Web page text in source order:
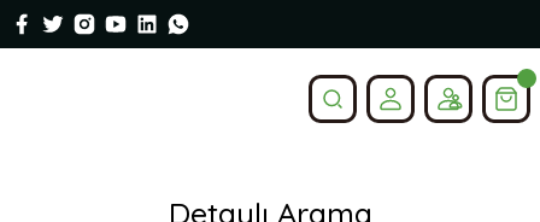
Detaylı Arama